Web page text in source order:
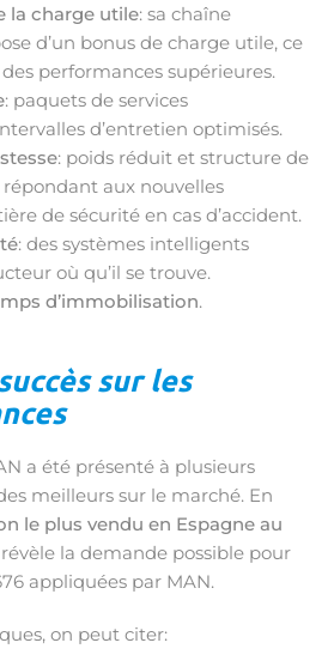
la charge utile: sa chaîne
d’un bonus de charge utile, ce
performances supérieures.
: paquets de services
d’entretien optimisés.
: poids réduit et structure de
aux nouvelles
de sécurité en cas d’accident.
: des systèmes intelligents
où qu’il se trouve.
d’immobilisation.
sur les
a été présenté à plusieurs
meilleurs sur le marché. En
le plus vendu en Espagne au
la demande possible pour
appliquées par MAN.
on peut citer: